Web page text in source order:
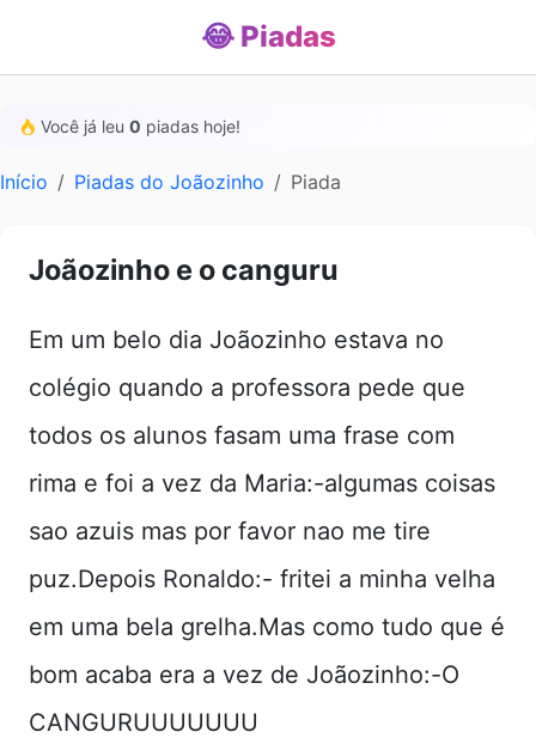
😂 Piadas
Você já leu 0 piadas hoje!
Início Piadas do Joãozinho Piada
Joãozinho e o canguru
Em um belo dia Joãozinho estava no
colégio quando a professora pede que
todos os alunos fasam uma frase com
rima e foi a vez da Maria:-algumas coisas
sao azuis mas por favor nao me tire
puz.Depois Ronaldo:- fritei a minha velha
em uma bela grelha.Mas como tudo que é
bom acaba era a vez de Joãozinho:-O
CANGURUUUUUUU